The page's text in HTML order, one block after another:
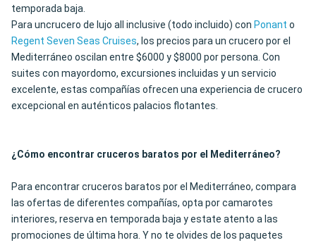
temporada baja.
Para uncrucero de lujo all inclusive (todo incluido) con Ponant o
Regent Seven Seas Cruises, los precios para un crucero por el
Mediterráneo oscilan entre $6000 y $8000 por persona. Con
suites con mayordomo, excursiones incluidas y un servicio
excelente, estas compañías ofrecen una experiencia de crucero
excepcional en auténticos palacios flotantes.
¿Cómo encontrar cruceros baratos por el Mediterráneo?
Para encontrar cruceros baratos por el Mediterráneo, compara
las ofertas de diferentes compañías, opta por camarotes
interiores, reserva en temporada baja y estate atento a las
promociones de última hora. Y no te olvides de los paquetes